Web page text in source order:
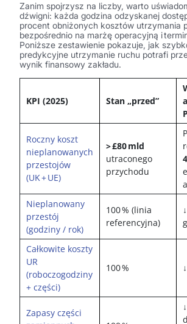
Zanim spojrzysz na liczby, warto
dźwigni: każda godzina odzyskanej
procent obniżonych kosztów utrzymania
bezpośrednio na marżę operacyjną i
Poniższe zestawienie pokazuje, jak
predykcyjne utrzymanie ruchu potrafi
wynik finansowy zakładu.
KPI (2025) Stan „przed”
Roczny koszt
nieplanowanych
przestojów
(UK + UE)
> £80 mld
utraconego
przychodu
Nieplanowany
przestój
(godziny / rok)
100 % (linia
referencyjna)
↓
Całkowite koszty
UR
(roboczogodziny
+ części)
100 % ↓
Zapasy części
↓